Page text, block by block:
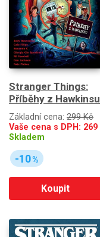
Stranger Things:
Příběhy z Hawkinsu
Základní cena: 299 Kč
Vaše cena s DPH: 269
Skladem
-10%
Koupit